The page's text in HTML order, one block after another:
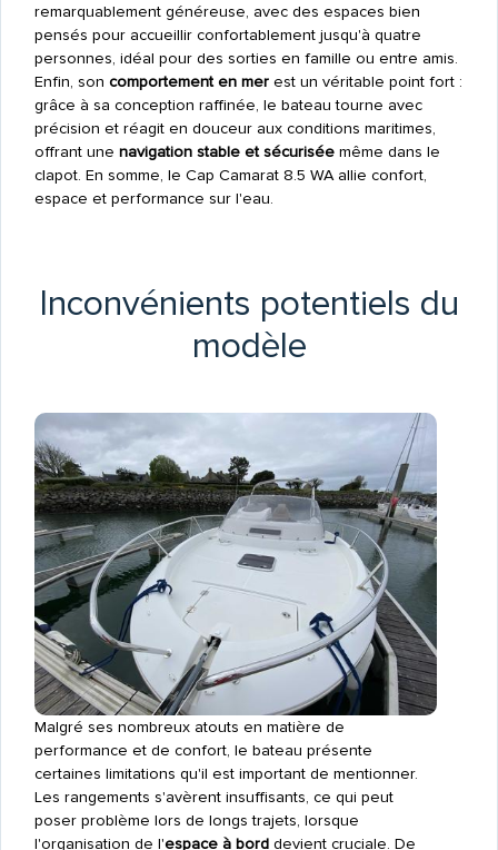
remarquablement généreuse, avec des espaces bien
pensés pour accueillir confortablement jusqu'à quatre
personnes, idéal pour des sorties en famille ou entre amis.
Enfin, son comportement en merest un véritable point fort :
grâce à sa conception raffinée, le bateau tourne avec
précision et réagit en douceur aux conditions maritimes,
offrant une navigation stable et sécuriséemême dans le
clapot. En somme, le Cap Camarat 8.5 WA allie confort,
espace et performance sur l'eau.
Inconvénients potentiels du
modèle
Malgré ses nombreux atouts en matière de
performance et de confort, le bateau présente
certaines limitations qu'il est important de mentionner.
Les rangements s'avèrent insuffisants, ce qui peut
poser problème lors de longs trajets, lorsque
l'organisation de l'espace à borddevient cruciale. De